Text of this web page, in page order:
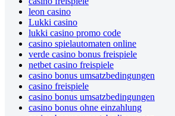
leon casino
Lukki casino
lukki casino promo code
casino spielautomaten online
verde casino bonus freispiele
netbet casino freispiele
casino bonus umsatzbedingungen
casino freispiele
casino bonus umsatzbedingungen
casino bonus ohne einzahlung